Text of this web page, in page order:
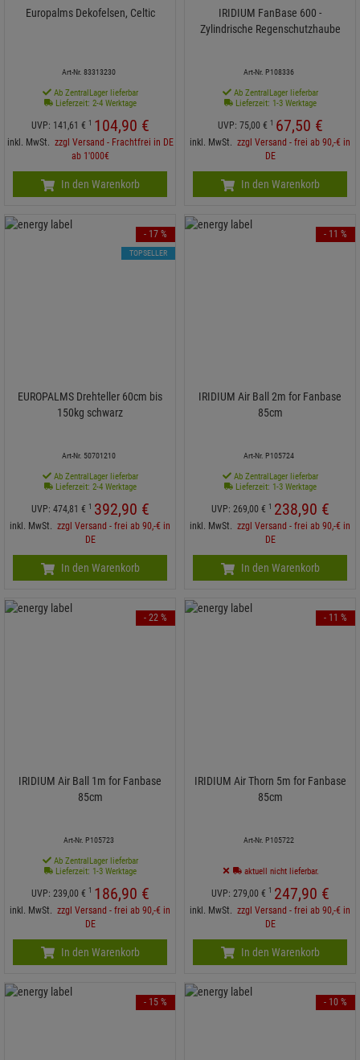
Europalms Dekofelsen, Celtic
Art-Nr. 83313230
Ab ZentralLager lieferbar
Lieferzeit: 2-4 Werktage
UVP: 141,61 € 1 104,90 €
inkl. MwSt. zzgl Versand - Frachtfrei in DE
ab 1'000€
In den Warenkorb
IRIDIUM FanBase 600 -
Zylindrische Regenschutzhaube
Art-Nr. P108336
Ab ZentralLager lieferbar
Lieferzeit: 1-3 Werktage
UVP: 75,00 € 1 67,50 €
inkl. MwSt. zzgl Versand - frei ab 90,-€ in
DE
In den Warenkorb
EUROPALMS Drehteller 60cm bis
150kg schwarz
Art-Nr. 50701210
Ab ZentralLager lieferbar
Lieferzeit: 2-4 Werktage
UVP: 474,81 € 1 392,90 €
inkl. MwSt. zzgl Versand - frei ab 90,-€ in
DE
- 17 %
TOPSELLER
In den Warenkorb
IRIDIUM Air Ball 2m for Fanbase
85cm
Art-Nr. P105724
Ab ZentralLager lieferbar
Lieferzeit: 1-3 Werktage
UVP: 269,00 € 1 238,90 €
inkl. MwSt. zzgl Versand - frei ab 90,-€ in
DE
- 11 %
In den Warenkorb
IRIDIUM Air Ball 1m for Fanbase
85cm
Art-Nr. P105723
Ab ZentralLager lieferbar
Lieferzeit: 1-3 Werktage
UVP: 239, 00 € 1 186,90 €
inkl. MwSt. zzgl Versand - frei ab 90,-€ in
DE
- 22 %
In den Warenkorb
IRIDIUM Air Thorn 5m for Fanbase
85cm
Art-Nr. P105722
aktuell nicht lieferbar.
UVP: 279, 00 € 1 247,90 €
inkl. MwSt. zzgl Versand - frei ab 90,-€ in
DE
- 11 %
In den Warenkorb
- 15 % - 10 %